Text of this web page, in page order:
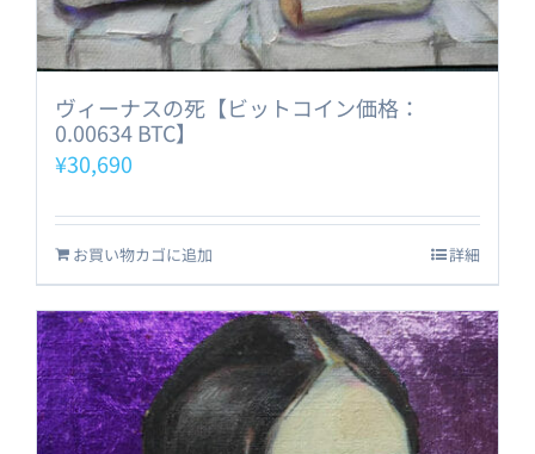
ヴィーナスの死【ビットコイン価格：
0.00634 BTC】
¥30,690
お買い物カゴに追加 詳細